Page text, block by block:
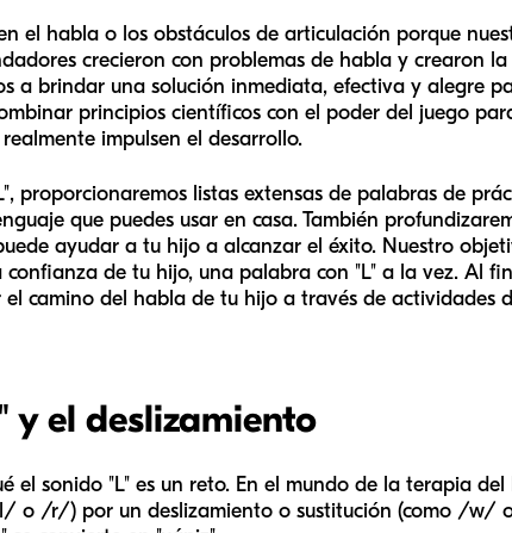
el habla o los obstáculos de articulación porque
crecieron con problemas de habla y crearon
a brindar una solución inmediata, efectiva y alegre
principios científicos con el poder del juego
impulsen el desarrollo.
proporcionaremos listas extensas de palabras de
que puedes usar en casa. También
ayudar a tu hijo a alcanzar el éxito. Nuestro
de tu hijo, una palabra con "L" a la vez. Al
camino del habla de tu hijo a través de actividades
y el deslizamiento
sonido "L" es un reto. En el mundo de la terapia
o /r/) por un deslizamiento o sustitución (como /w/